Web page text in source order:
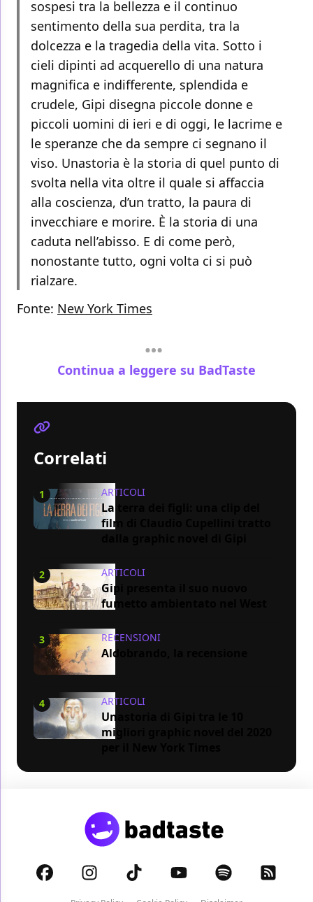
sospesi tra la bellezza e il continuo
sentimento della sua perdita, tra la
dolcezza e la tragedia della vita. Sotto i
cieli dipinti ad acquerello di una natura
magnifica e indifferente, splendida e
crudele, Gipi disegna piccole donne e
piccoli uomini di ieri e di oggi, le lacrime e
le speranze che da sempre ci segnano il
viso. Unastoria è la storia di quel punto di
svolta nella vita oltre il quale si affaccia
alla coscienza, d’un tratto, la paura di
invecchiare e morire. È la storia di una
caduta nell’abisso. E di come però,
nonostante tutto, ogni volta ci si può
rialzare.
Fonte: New York Times
Continua a leggere su BadTaste
Correlati
1 ARTICOLI
La terra dei figli: una clip del
film di Claudio Cupellini tratto
2 ARTICOLI
Gipi presenta il suo nuovo
fumetto ambientato nel West
3 RECENSIONI
Aldobrando, la recensione
4 ARTICOLI
Unastoria di Gipi tra le 10
migliori graphic novel del 2020